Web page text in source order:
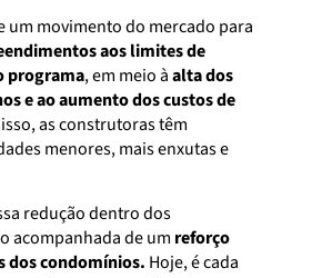
um movimento do mercado para
aos limites de
programa, em meio àalta dos
e ao aumento dos custos de
as construtoras têm
menores, mais enxutas e
redução dentro dos
acompanhada de um reforço
dos condomínios. Hoje, é cada